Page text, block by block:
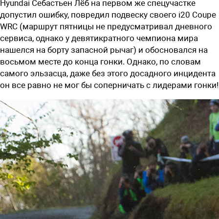
Hyundai Себастьен Лёб на первом же спецучастке
допустил ошибку, повредил подвеску своего i20 Coupe
WRC (маршрут пятницы не предусматривал дневного
сервиса, однако у девятикратного чемпиона мира
нашелся на борту запасной рычаг) и обосновался на
восьмом месте до конца гонки. Однако, по словам
самого эльзасца, даже без этого досадного инцидента
он все равно не мог бы соперничать с лидерами гонки!